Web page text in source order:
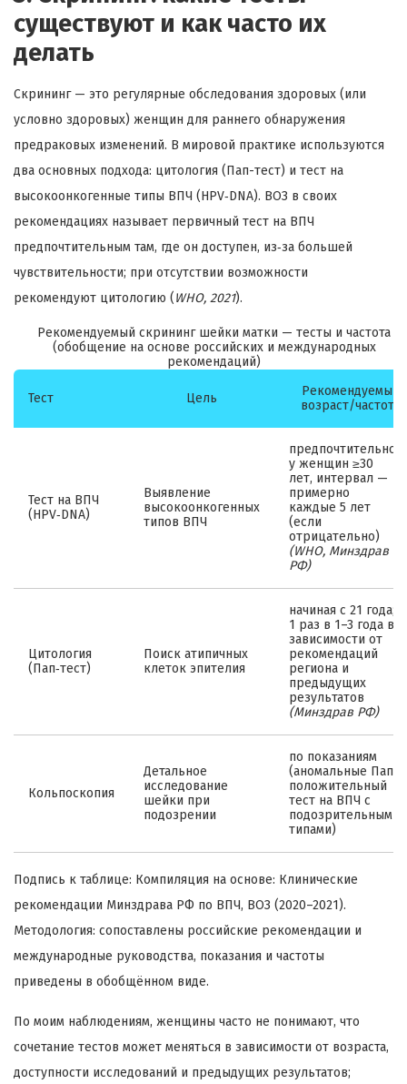
существуют и как часто их
делать
Скрининг — это регулярные обследования здоровых (или
условно здоровых) женщин для раннего обнаружения
предраковых изменений. В мировой практике используются
два основных подхода: цитология (Пап-тест) и тест на
высокоонкогенные типы ВПЧ (HPV‑DNA). ВОЗ в своих
рекомендациях называет первичный тест на ВПЧ
предпочтительным там, где он доступен, из‑за большей
чувствительности; при отсутствии возможности
рекомендуют цитологию (WHO, 2021).
Рекомендуемый скрининг шейки матки — тесты и частота
(обобщение на основе российских и международных
рекомендаций)
Тест Цель
Рекомендуемый
возраст/частота
Тест на ВПЧ
(HPV‑DNA)
Выявление
высокоонкогенных
типов ВПЧ
предпочтительно
у женщин ≥30
лет, интервал —
примерно
каждые 5 лет
(если
отрицательно)
(WHO, Минздрав
РФ)
Цитология
(Пап‑тест)
Поиск атипичных
клеток эпителия
начиная с 21 года;
1 раз в 1–3 года в
зависимости от
рекомендаций
региона и
предыдущих
результатов
(Минздрав РФ)
Кольпоскопия
Детальное
исследование
шейки при
подозрении
по показаниям
(аномальные Пап/
положительный
тест на ВПЧ с
подозрительными
типами)
Подпись к таблице: Компиляция на основе: Клинические
рекомендации Минздрава РФ по ВПЧ, ВОЗ (2020–2021).
Методология: сопоставлены российские рекомендации и
международные руководства, показания и частоты
приведены в обобщённом виде.
По моим наблюдениям, женщины часто не понимают, что
сочетание тестов может меняться в зависимости от возраста,
доступности исследований и предыдущих результатов;